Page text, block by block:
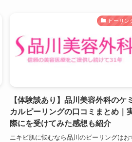
ピーリン
【体験談あり】品川美容外科のケミ
カルピーリングの口コミまとめ｜
際にを受けてみた感想も紹介
ニキビ肌に悩むなら品川のピーリングはお